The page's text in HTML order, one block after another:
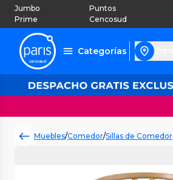
Jumbo
Prime
Puntos
Cencosud
Categorías
Muebles/Comedor/Sillas de Comedor